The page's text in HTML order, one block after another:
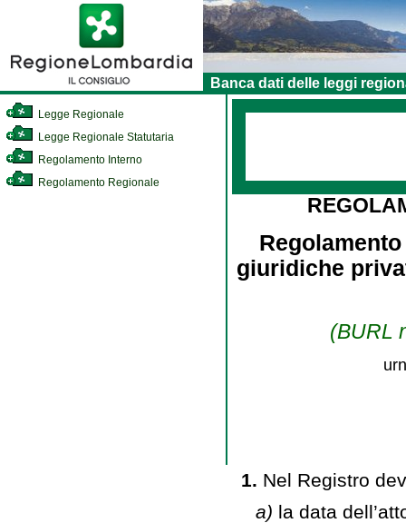
Banca dati delle leggi
Legge Regionale
Legge Regionale Statutaria
Regolamento Interno
Regolamento Regionale
giuridiche
(BURL
1. Nel Registro
a) la data